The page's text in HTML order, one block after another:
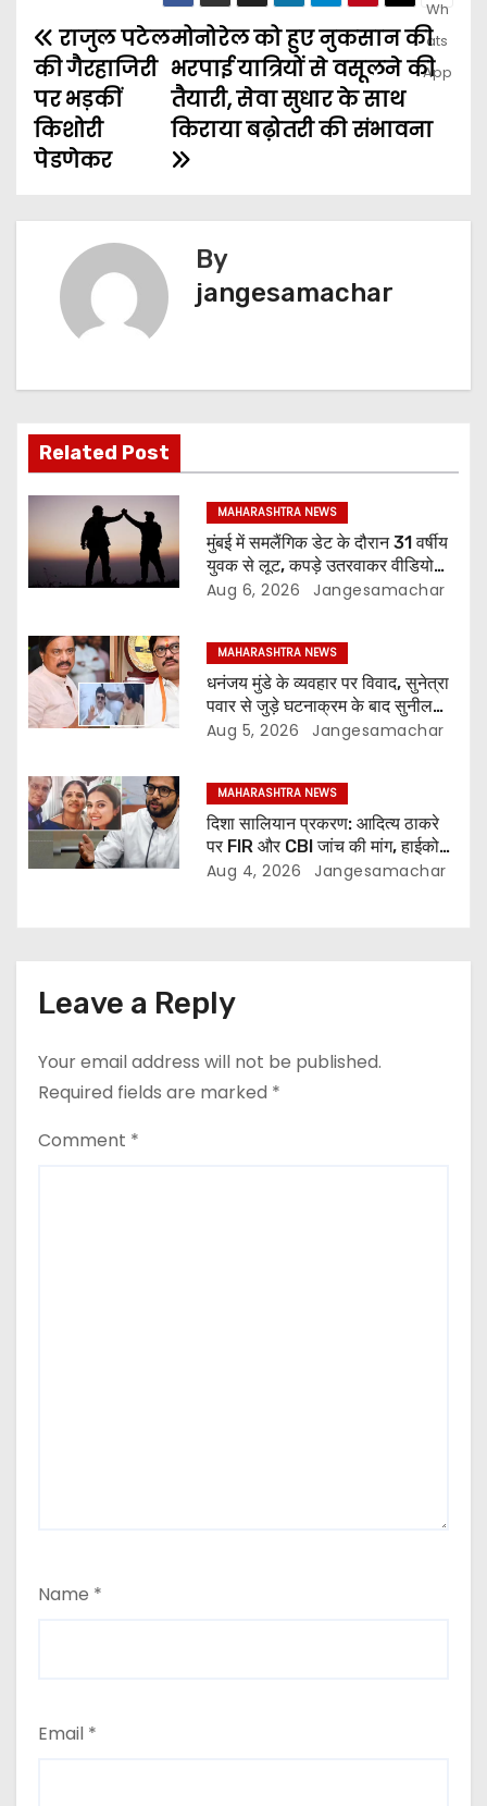
मोनोरेल को हुए नुकसान की
भरपाई यात्रियों से वसूलने की
तैयारी, सेवा सुधार के साथ
किराया बढ़ोतरी की संभावना
राजुल पटेल
की गैरहाजिरी
पर भड़कीं
किशोरी
पेडणेकर
By
jangesamachar
Related Post
MAHARASHTRA NEWS
मुंबई में समलैंगिक डेट के दौरान 31 वर्षीय
युवक से लूट, कपड़े उतरवाकर वीडियो
बनाने का आरोप
Aug 6, 2026 Jangesamachar
MAHARASHTRA NEWS
धनंजय मुंडे के व्यवहार पर विवाद, सुनेत्रा
पवार से जुड़े घटनाक्रम के बाद सुनील
तटकरे ने लगाई फटकार
Aug 5, 2026 Jangesamachar
MAHARASHTRA NEWS
दिशा सालियान प्रकरण: आदित्य ठाकरे
पर FIR और CBI जांच की मांग, हाईकोर्ट
ने मुंबई पुलिस से मांगा जवाब
Aug 4, 2026 Jangesamachar
Leave a Reply
Your email address will not be published.
Required fields are marked *
Comment *
Name *
Email *